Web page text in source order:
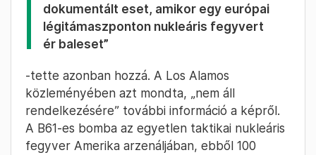
dokumentált eset, amikor egy európai
légitámaszponton nukleáris fegyvert
ér baleset”
-tette azonban hozzá. A Los Alamos
közleményében azt mondta, „nem áll
rendelkezésére” további információ a képről.
A B61-es bomba az egyetlen taktikai nukleáris
fegyver Amerika arzenáljában, ebből 100